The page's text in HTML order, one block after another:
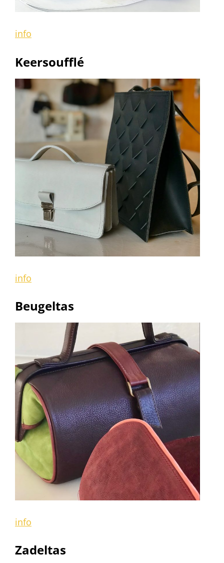
info
Keersoufflé
info
Beugeltas
info
Zadeltas